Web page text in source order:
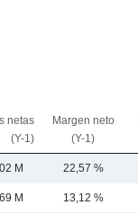
netas
(Y-1)
Margen neto
(Y-1)
M 22,57 %
M 13,12 %